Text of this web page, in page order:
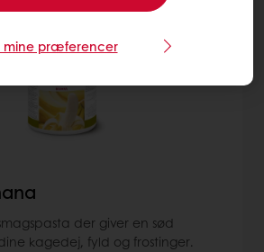
der giver en sød
kagedej, fyld og frostinger.
mine præferencer